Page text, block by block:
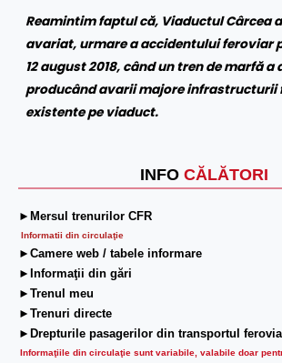
INFO CĂLĂTORI
►Mersul trenurilor CFR
Informatii din circulaţie
►Camere web / tabele informare
►Informaţii din gări
►Trenul meu
►Trenuri directe
►Drepturile pasagerilor din transportul
Informaţiile din circulaţie sunt variabile, valabile doar
Reamintim faptul că, Viaductul Cârcea
avariat, urmare a accidentului feroviar
12 august 2018, când un tren de marfă a
producând avarii majore infrastructurii
existente pe viaduct.